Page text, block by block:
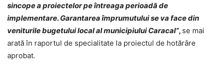
sincope a proiectelor pe întreaga perioadă de
implementare. Garantarea împrumutului se va face din
veniturile bugetului local al municipiului Caracal”, se mai
arată în raportul de specialitate la proiectul de hotărâre
aprobat.